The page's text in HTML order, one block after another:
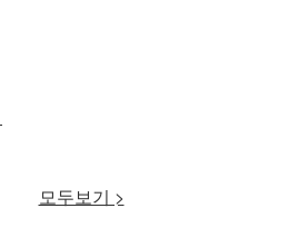
모두보기 >